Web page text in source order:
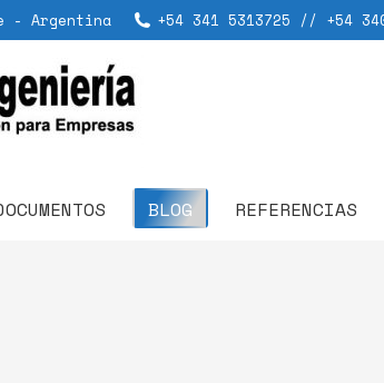
- Argentina +54 341 5313725 // +54
BLOG REFERENCIAS